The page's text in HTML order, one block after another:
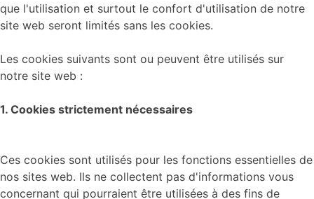
que l'utilisation et surtout le confort d'utilisation de notre
site web seront limités sans les cookies.
Les cookies suivants sont ou peuvent être utilisés sur
notre site web :
1. Cookies strictement nécessaires
Ces cookies sont utilisés pour les fonctions essentielles de
nos sites web. Ils ne collectent pas d'informations vous
concernant qui pourraient être utilisées à des fins de